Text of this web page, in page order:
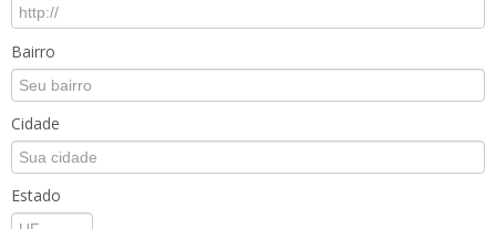
Bairro
Cidade
Estado